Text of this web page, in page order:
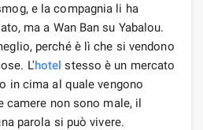
e la compagnia li ha
ma a Wan Ban su Yabalou.
perché è lì che si vendono
L'hotel stesso è un mercato
in cima al quale vengono
camere non sono male, il
parola si può vivere.